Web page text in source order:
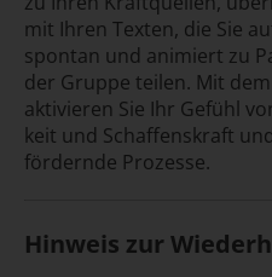
mit Ihren Texten, die Sie
spontan und animiert zu
der Gruppe teilen. Mit
aktivieren Sie Ihr Gefühl
keit und Schaffens­kraft
fördernde Prozesse.
Hinweis zur